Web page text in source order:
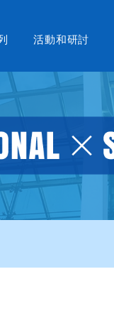
活動和研討